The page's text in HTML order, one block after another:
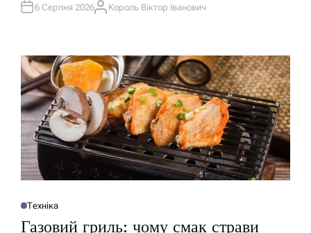
У
В
6 Серпня 2026А
Король Віктор Іванович
ОТехніка
Газовий гриль: чому смак страви